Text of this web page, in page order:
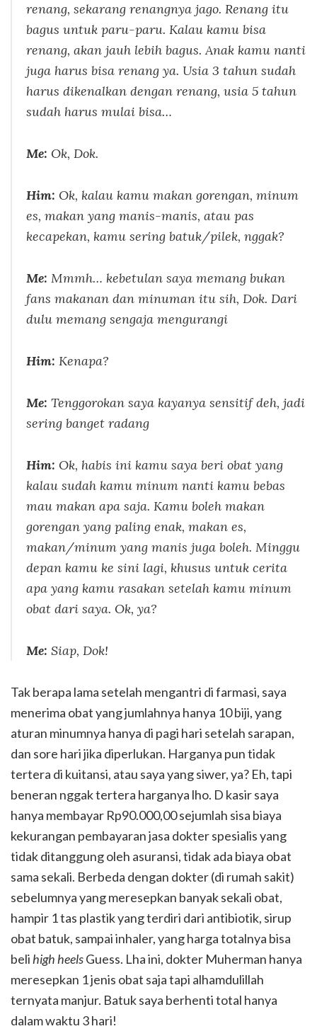
renang, sekarang renangnya jago. Renang itu
bagus untuk paru-paru. Kalau kamu bisa
renang, akan jauh lebih bagus. Anak kamu nanti
juga harus bisa renang ya. Usia 3 tahun sudah
harus dikenalkan dengan renang, usia 5 tahun
sudah harus mulai bisa…
Me: Ok, Dok.
Him: Ok, kalau kamu makan gorengan, minum
es, makan yang manis-manis, atau pas
kecapekan, kamu sering batuk/pilek, nggak?
Me: Mmmh… kebetulan saya memang bukan
fans makanan dan minuman itu sih, Dok. Dari
dulu memang sengaja mengurangi
Him: Kenapa?
Me: Tenggorokan saya kayanya sensitif deh, jadi
sering banget radang
Him: Ok, habis ini kamu saya beri obat yang
kalau sudah kamu minum nanti kamu bebas
mau makan apa saja. Kamu boleh makan
gorengan yang paling enak, makan es,
makan/minum yang manis juga boleh. Minggu
depan kamu ke sini lagi, khusus untuk cerita
apa yang kamu rasakan setelah kamu minum
obat dari saya. Ok, ya?
Me: Siap, Dok!
Tak berapa lama setelah mengantri di farmasi, saya
menerima obat yang jumlahnya hanya 10 biji, yang
aturan minumnya hanya di pagi hari setelah sarapan,
dan sore hari jika diperlukan. Harganya pun tidak
tertera di kuitansi, atau saya yang siwer, ya? Eh, tapi
beneran nggak tertera harganya lho. D kasir saya
hanya membayar Rp90.000,00 sejumlah sisa biaya
kekurangan pembayaran jasa dokter spesialis yang
tidak ditanggung oleh asuransi, tidak ada biaya obat
sama sekali. Berbeda dengan dokter (di rumah sakit)
sebelumnya yang meresepkan banyak sekali obat,
hampir 1 tas plastik yang terdiri dari antibiotik, sirup
obat batuk, sampai inhaler, yang harga totalnya bisa
beli high heelsGuess. Lha ini, dokter Muherman hanya
meresepkan 1 jenis obat saja tapi alhamdulillah
ternyata manjur. Batuk saya berhenti total hanya
dalam waktu 3 hari!